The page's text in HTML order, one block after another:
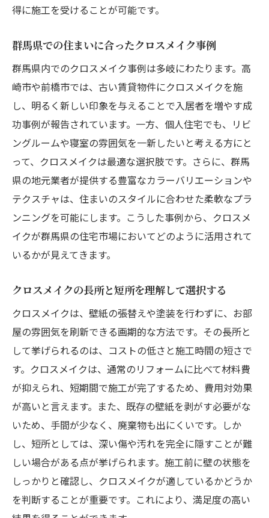
得に施工を受けることが可能です。
群馬県での住まいに合ったクロスメイク事例
群馬県内でのクロスメイク事例は多岐にわたります。高
崎市や前橋市では、古い賃貸物件にクロスメイクを施
し、明るく新しい印象を与えることで入居者を増やす成
功事例が報告されています。一方、個人住宅でも、リビ
ングルームや寝室の雰囲気を一新したいと考える方にと
って、クロスメイクは最適な選択肢です。さらに、群馬
県の地元業者が提供する豊富なカラーバリエーションや
テクスチャは、住まいのスタイルに合わせた柔軟なプラ
ンニングを可能にします。こうした事例から、クロスメ
イクが群馬県の住宅市場においてどのように活用されて
いるかが見えてきます。
クロスメイクの長所と短所を理解して選択する
クロスメイクは、壁紙の張替えや塗装を行わずに、お部
屋の雰囲気を刷新できる画期的な方法です。その長所と
して挙げられるのは、コストの低さと施工時間の短さで
す。クロスメイクは、通常のリフォームに比べて材料費
が抑えられ、短期間で施工が完了するため、費用対効果
が高いと言えます。また、既存の壁紙を剥がす必要がな
いため、手間が少なく、廃棄物も出にくいです。しか
し、短所としては、深い傷や汚れを完全に隠すことが難
しい場合がある点が挙げられます。施工前に壁の状態を
しっかりと確認し、クロスメイクが適しているかどうか
を判断することが重要です。これにより、満足度の高い